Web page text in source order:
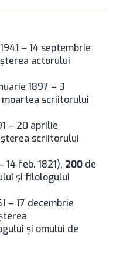
– 14 septembrie
actorului
1897 – 3
moartea scriitorului
– 20 aprilie
scriitorului
14 feb. 1821), 200 de
şi filologului
– 17 decembrie
şi omului de